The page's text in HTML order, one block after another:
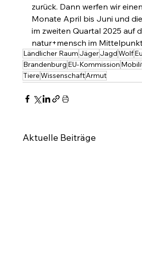
zurück. Dann werfen wir
Monate April bis Juni und
im zweiten Quartal 2025 auf
natur+mensch im
Ländlicher Raum JägerJagdWolf
Brandenburg EU-Kommission
TiereWissenschaftArmut
Aktuelle Beiträge